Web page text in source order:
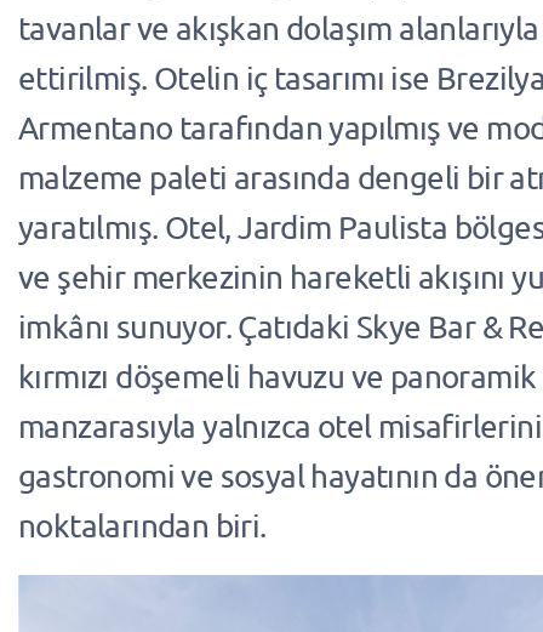
tavanlar ve akışkan dolaşım
ettirilmiş. Otelin iç tasarımı ise
Armentano tarafından yapılmış ve
malzeme paleti arasında dengeli bir
yaratılmış. Otel, Jardim Paulista
ve şehir merkezinin hareketli akışını
imkânı sunuyor. Çatıdaki Skye Bar &
kırmızı döşemeli havuzu ve
manzarasıyla yalnızca otel
gastronomi ve sosyal hayatının da
noktalarından biri.